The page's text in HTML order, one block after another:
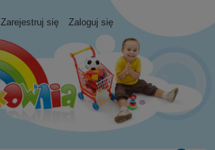
Zarejestruj się Zaloguj się